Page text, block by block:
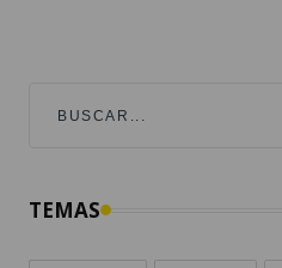
TEMAS